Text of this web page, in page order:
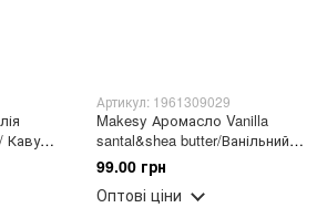
+
Артикул: 1961309029
Makesy Аромасло Vanilla
santal&shea butter/Ванільний
сантал + олія ши, 10 грамів
для свічок
99.00 грн
Оптові ціни